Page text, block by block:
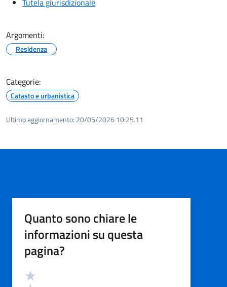
Argomenti:
Residenza
Categorie:
Catasto e urbanistica
Ultimo aggiornamento: 20/05/2026 10:25.11
Quanto sono chiare le
informazioni su questa
pagina?
Valutazione